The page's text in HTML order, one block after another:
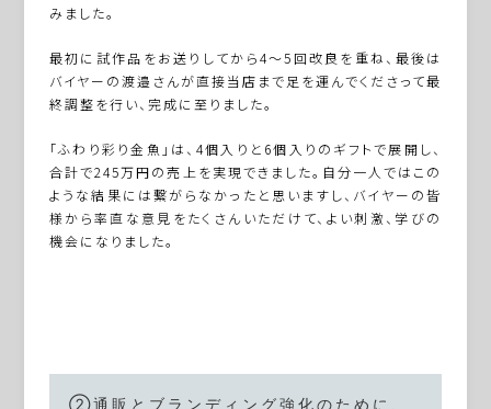
みました。
最初に試作品をお送りしてから4～5回改良を重ね、最後は
バイヤーの渡邉さんが直接当店まで足を運んでくださって最
終調整を行い、完成に至りました。
「ふわり彩り金魚」は、4個入りと6個入りのギフトで展開し、
合計で245万円の売上を実現できました。自分一人ではこの
ような結果には繋がらなかったと思いますし、バイヤーの皆
様から率直な意見をたくさんいただけて、よい刺激、学びの
機会になりました。
②通販とブランディング強化のために、